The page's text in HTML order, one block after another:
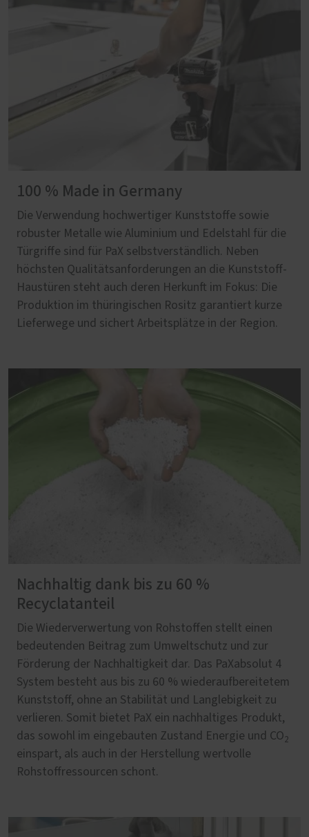
100 % Made in Germany
Die Verwendung hochwertiger Kunststoffe sowie
robuster Metalle wie Aluminium und Edelstahl für die
Türgriffe sind für PaX selbstverständlich. Neben
höchsten Qualitätsanforderungen an die Kunststoff-
Haustüren steht auch deren Herkunft im Fokus: Die
Produktion im thüringischen Rositz garantiert kurze
Lieferwege und sichert Arbeitsplätze in der Region.
Nachhaltig dank bis zu 60 %
Recyclatanteil
Die Wiederverwertung von Rohstoffen stellt einen
bedeutenden Beitrag zum Umweltschutz und zur
Förderung der Nachhaltigkeit dar. Das PaXabsolut 4
System besteht aus bis zu 60 % wiederaufbereitetem
Kunststoff, ohne an Stabilität und Langlebigkeit zu
verlieren. Somit bietet PaX ein nachhaltiges Produkt,
das sowohl im eingebauten Zustand Energie und CO2
einspart, als auch in der Herstellung wertvolle
Rohstoffressourcen schont.